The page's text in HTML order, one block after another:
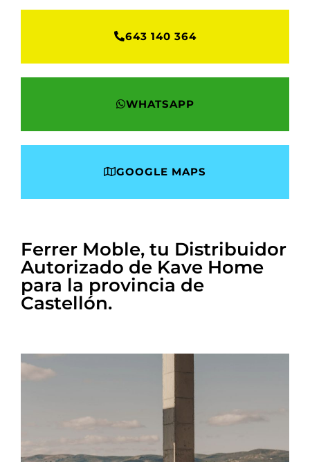
643 140 364
WHATSAPP
GOOGLE MAPS
Ferrer Moble, tu Distribuidor
Autorizado de Kave Home
para la provincia de
Castellón.